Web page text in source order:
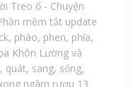
Treo ổ - Chuyện
mềm tắt update
, phào, phen, phía,
Khôn Lường và
, quát, sang, sống,
ngâm rượu 13